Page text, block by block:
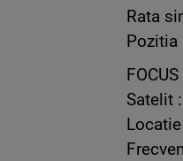
Rata
Pozitia
Satelit